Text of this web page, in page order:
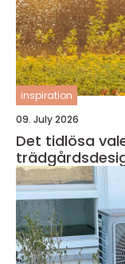
inspiration
09. July 2026
Det tidlösa